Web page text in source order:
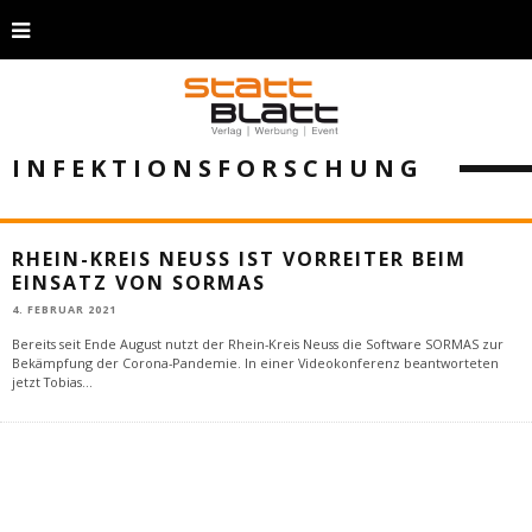
INFEKTIONSFORSCHUNG
RHEIN-KREIS NEUSS IST VORREITER BEIM
EINSATZ VON SORMAS
4. FEBRUAR 2021
Bereits seit Ende August nutzt der Rhein-Kreis Neuss die Software SORMAS zur
Bekämpfung der Corona-Pandemie. In einer Videokonferenz beantworteten
jetzt Tobias...